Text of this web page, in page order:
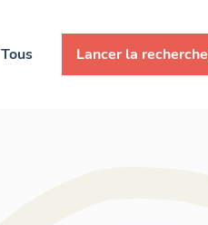
Tous Lancer la recherche